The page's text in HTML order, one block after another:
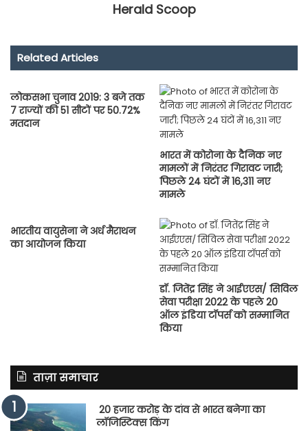
Herald Scoop
Related Articles
लोकसभा चुनाव 2019: 3 बजे तक
7 राज्‍यों की 51 सीटों पर 50.72%
मतदान
भारत में कोरोना के दैनिक नए
मामलों में निरंतर गिरावट जारी;
पिछले 24 घंटों में 16,311 नए
मामले
भारतीय वायुसेना ने अर्ध मैराथन
का आयोजन किया
डॉ. जितेंद्र सिंह ने आईएएस/ सिविल
सेवा परीक्षा 2022 के पहले 20
ऑल इंडिया टॉपर्स को सम्मानित
किया
ताज़ा समाचार
20 हजार करोड़ के दांव से भारत बनेगा का
लॉजिस्टिक्स किंग